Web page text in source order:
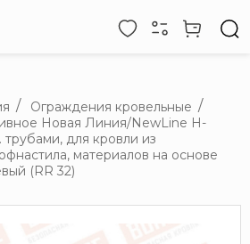
Ограждения кровельные
Новая Линия/NewLine H-
для кровли из
материалов на основе
(RR 32)